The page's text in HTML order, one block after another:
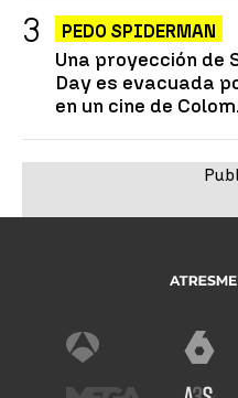
PEDO SPIDERMAN
Una proyección de
Day es evacuada
en un cine de